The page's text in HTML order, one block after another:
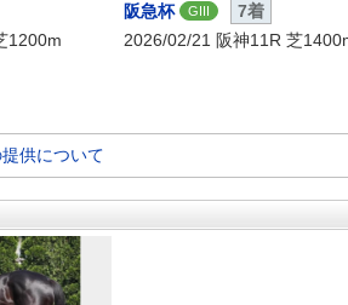
1200m
阪急杯 GIII
7着
2026/02/21 阪神11R 芝
供について